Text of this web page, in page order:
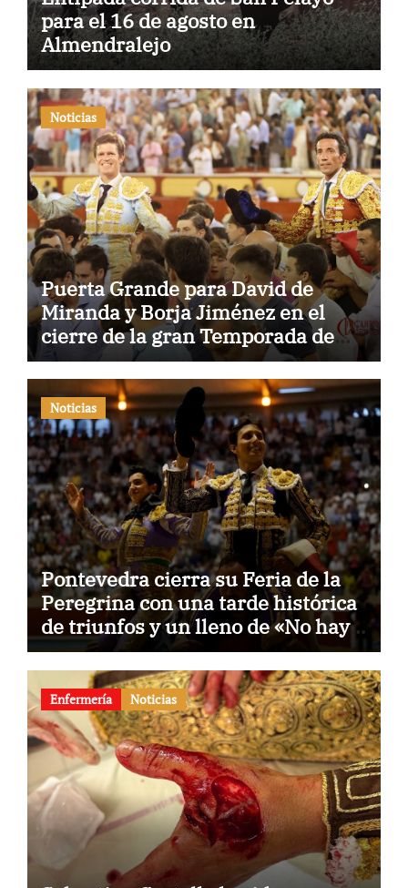
para el 16 de agosto en
Almendralejo
Noticias
Puerta Grande para David de
Miranda y Borja Jiménez en el
cierre de la gran Temporada de
Verano de El Puerto
Noticias
Pontevedra cierra su Feria de la
Peregrina con una tarde histórica
de triunfos y un lleno de «No hay
billetes»
Enfermería Noticias